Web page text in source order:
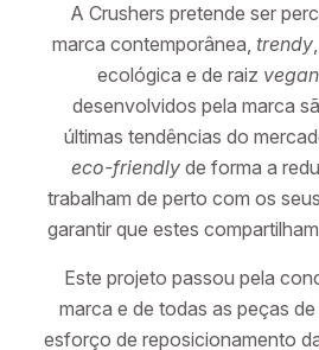
A Crushers pretende ser
marca contemporânea, trendy
ecológica e de raiz vegan
desenvolvidos pela marca
últimas tendências do
eco-friendly de forma a
trabalham de perto com os
garantir que estes
Este projeto passou pela
marca e de todas as peças
esforço de reposicionamento